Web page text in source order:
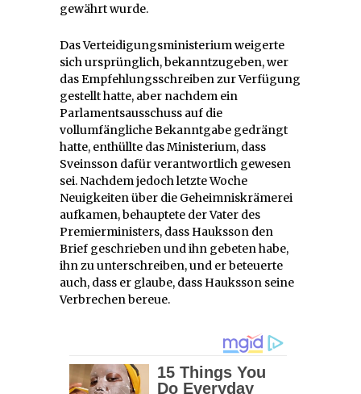
gewährt wurde.
Das Verteidigungsministerium weigerte
sich ursprünglich, bekanntzugeben, wer
das Empfehlungsschreiben zur Verfügung
gestellt hatte, aber nachdem ein
Parlamentsausschuss auf die
vollumfängliche Bekanntgabe gedrängt
hatte, enthüllte das Ministerium, dass
Sveinsson dafür verantwortlich gewesen
sei. Nachdem jedoch letzte Woche
Neuigkeiten über die Geheimniskrämerei
aufkamen, behauptete der Vater des
Premierministers, dass Hauksson den
Brief geschrieben und ihn gebeten habe,
ihn zu unterschreiben, und er beteuerte
auch, dass er glaube, dass Hauksson seine
Verbrechen bereue.